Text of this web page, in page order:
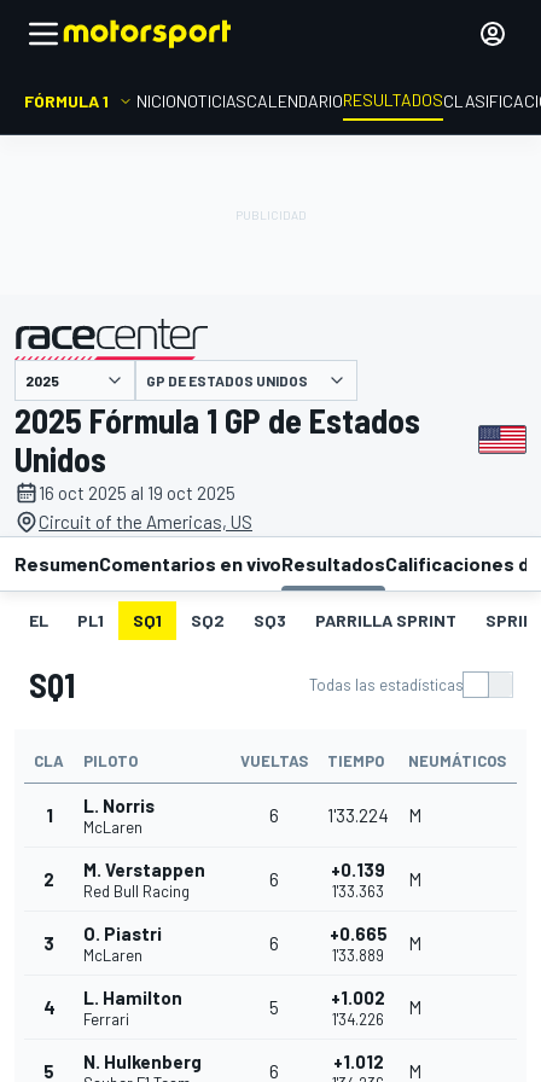
FÓRMULA 1 INICIONOTICIASCALENDARIORESULTADOS
presentado por GP DE ESTADOS UNIDOS
2025 Fórmula 1 GP de Estados
Unidos
16 oct 2025 al 19 oct 2025
Circuit of the Americas, US
ResumenComentarios en vivoResultadosCalificaciones
EL PL1 SQ1 SQ2 SQ3 PARRILLA SPRINT
SQ1 Todas las estadísticas
CLA PILOTO VUELTAS TIEMPO NEUMÁTICOS
1 L. Norris
McLaren
6 1'33.224 M
2 M. Verstappen
Red Bull Racing
6 +0.139
1'33.363
M
3 O. Piastri
McLaren
6 +0.665
1'33.889
M
4 L. Hamilton
Ferrari
5 +1.002
1'34.226
M
5 N. Hulkenberg 6 +1.012 M